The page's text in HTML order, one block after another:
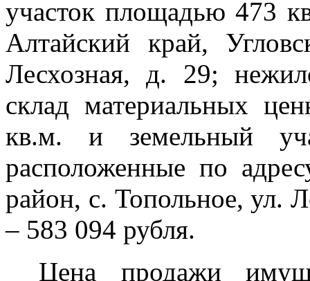
участок площадью 473
Алтайский край,
Лесхозная, д. 29;
склад материальных
кв.м. и земельный
расположенные по
район, с. Топольное, ул.
– 583 094 рубля.
Цена продажи